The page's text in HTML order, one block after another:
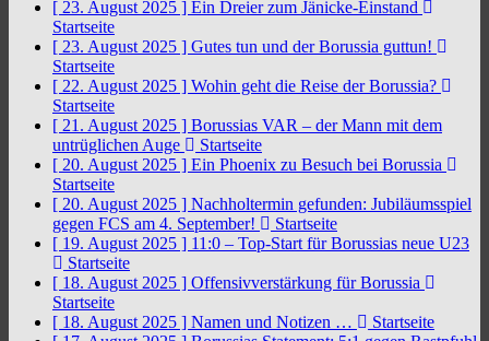
[ 23. August 2025 ] Ein Dreier zum Jänicke-Einstand
Startseite
[ 23. August 2025 ] Gutes tun und der Borussia guttun!
Startseite
[ 22. August 2025 ] Wohin geht die Reise der Borussia?
Startseite
[ 21. August 2025 ] Borussias VAR – der Mann mit dem
untrüglichen Auge
Startseite
[ 20. August 2025 ] Ein Phoenix zu Besuch bei Borussia
Startseite
[ 20. August 2025 ] Nachholtermin gefunden: Jubiläumsspiel
gegen FCS am 4. September!
Startseite
[ 19. August 2025 ] 11:0 – Top-Start für Borussias neue U23
Startseite
[ 18. August 2025 ] Offensivverstärkung für Borussia
Startseite
[ 18. August 2025 ] Namen und Notizen …
Startseite